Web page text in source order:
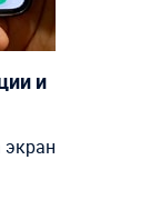
и
экран